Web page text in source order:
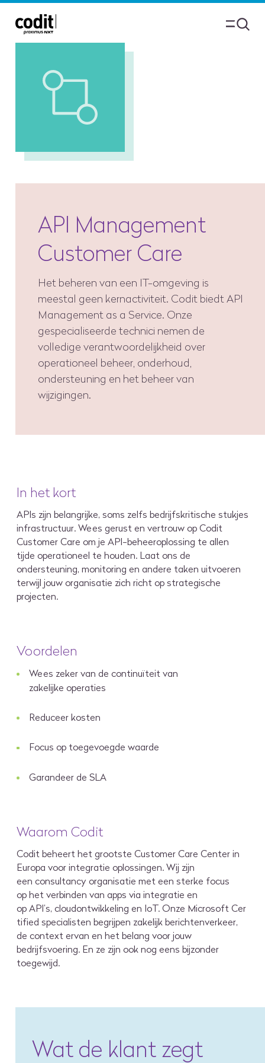
API Management
Customer Care
Het beheren van een IT-omgeving is
meestal geen kernactiviteit. Codit biedt API
Management as a Service. Onze
gespecialiseerde technici nemen de
volledige verantwoordelijkheid over
operationeel beheer, onderhoud,
ondersteuning en het beheer van
wijzigingen.
In het kort
APIs zijn belangrijke, soms zelfs bedrijfskritische stukjes
infrastructuur. Wees gerust en vertrouw op Codit
Customer Care om je API-beheeroplossing te allen
tijde operationeel te houden. Laat ons de
ondersteuning, monitoring en andere taken uitvoeren
terwijl jouw organisatie zich richt op strategische
projecten.
Voordelen
Wees zeker van de continuïteit van
zakelijke operaties
Reduceer kosten
Focus op toegevoegde waarde
Garandeer de SLA
Waarom Codit
Codit beheert het grootste Customer Care Center in
Europa voor integratie oplossingen. Wij zijn
een consultancy organisatie met een sterke focus
op het verbinden van apps via integratie en
op API’s, cloudontwikkeling en IoT. Onze Microsoft Cer
tified specialisten begrijpen zakelijk berichtenverkeer,
de context ervan en het belang voor jouw
bedrijfsvoering. En ze zijn ook nog eens bijzonder
toegewijd.
Wat de klant zegt